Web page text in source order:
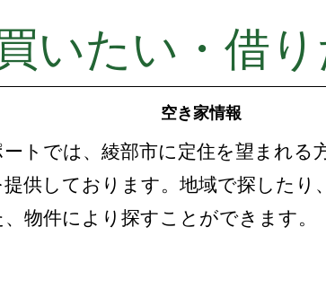
いたい・借
空き家情報
トでは、綾部市に定住を望まれる
供しております。地域で探したり
物件により探すことができます。